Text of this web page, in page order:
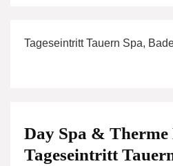
Tageseintritt Tauern Spa,
Day Spa &
Tageseintritt